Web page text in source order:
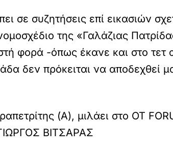
σε συζητήσεις επί εικασιών
της «Γαλάζιας
φορά -όπως έκανε και στο τετ
δεν πρόκειται να αποδεχθεί
(Α), μιλάει στο OT
ΒΙΤΣΑΡΑΣ